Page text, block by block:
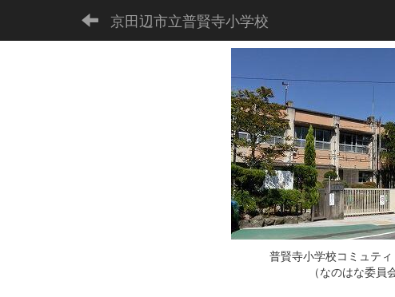
京田辺市立普賢寺小学校
普賢寺小学校コミュテ
（なのはな委員